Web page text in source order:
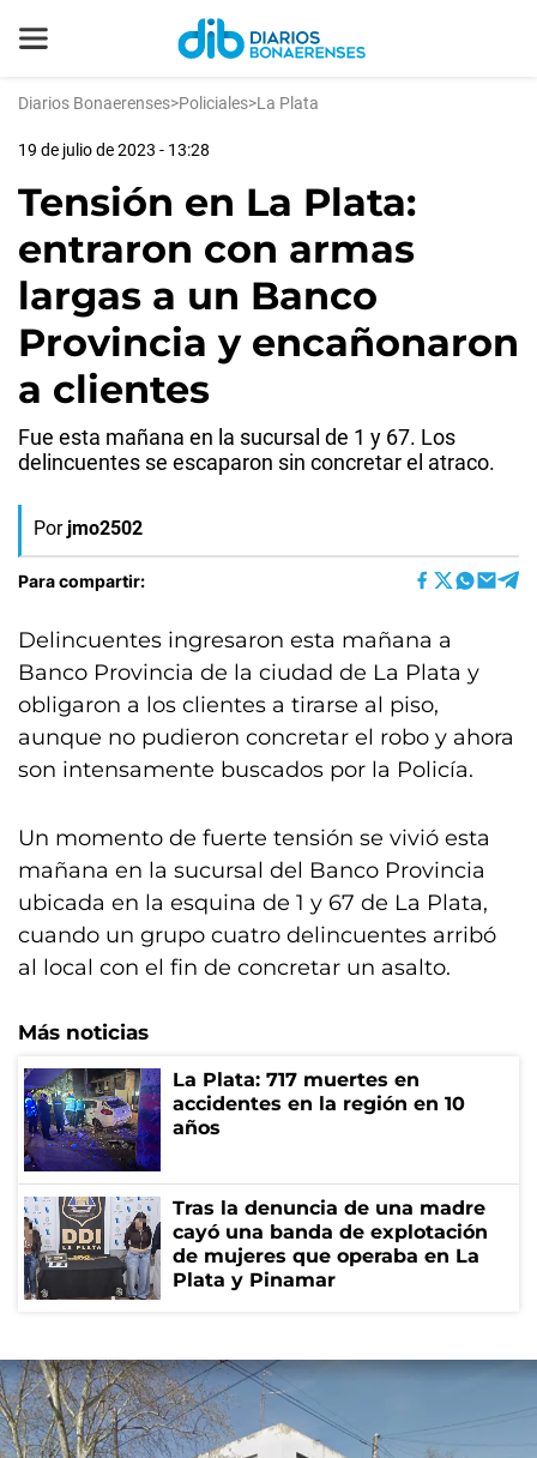
Diarios Bonaerenses>Policiales>La Plata
19 de julio de 2023 - 13:28
Tensión en La Plata:
entraron con armas
largas a un Banco
Provincia y encañonaron
a clientes
Fue esta mañana en la sucursal de 1 y 67. Los
delincuentes se escaparon sin concretar el atraco.
Por jmo2502
Para compartir:
Delincuentes ingresaron esta mañana a
Banco Provincia de la ciudad de La Plata y
obligaron a los clientes a tirarse al piso,
aunque no pudieron concretar el robo y ahora
son intensamente buscados por la Policía.
Un momento de fuerte tensión se vivió esta
mañana en la sucursal del Banco Provincia
ubicada en la esquina de 1 y 67 de La Plata,
cuando un grupo cuatro delincuentes arribó
al local con el fin de concretar un asalto.
Más noticias
La Plata: 717 muertes en
accidentes en la región en 10
años
Tras la denuncia de una madre
cayó una banda de explotación
de mujeres que operaba en La
Plata y Pinamar